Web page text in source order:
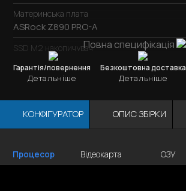
Материнська плата
ASRock Z890 PRO-A
SSD M2 накопичувач
SSD M.2 1TB / Kingston NV3
Охолодження процесора
Блок живлення
750W / DeepCool PN750M
Корпус
Lian Li LANCOOL 216
Повна специфікація
Гарантія/повернення
Детальніше
Безкоштовна доставка
Детальніше
КОНФІГУРАТОР ОПИС ЗБІРКИ
Процесор Відеокарта ОЗУ